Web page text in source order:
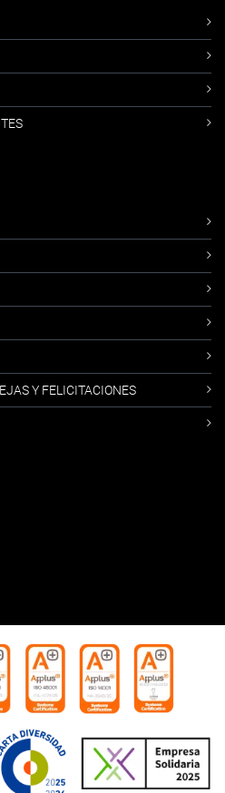
Y FELICITACIONES